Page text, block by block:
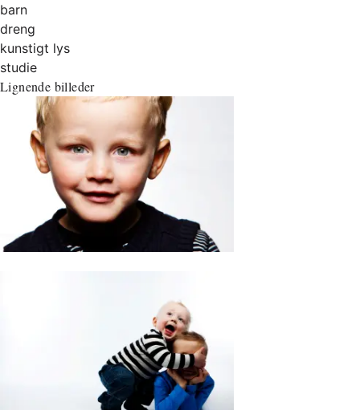
barn
dreng
kunstigt lys
studie
Lignende billeder